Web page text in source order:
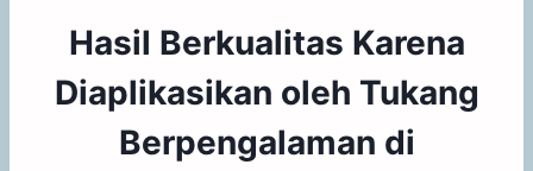
Hasil Berkualitas Karena
Diaplikasikan oleh Tukang
Berpengalaman di